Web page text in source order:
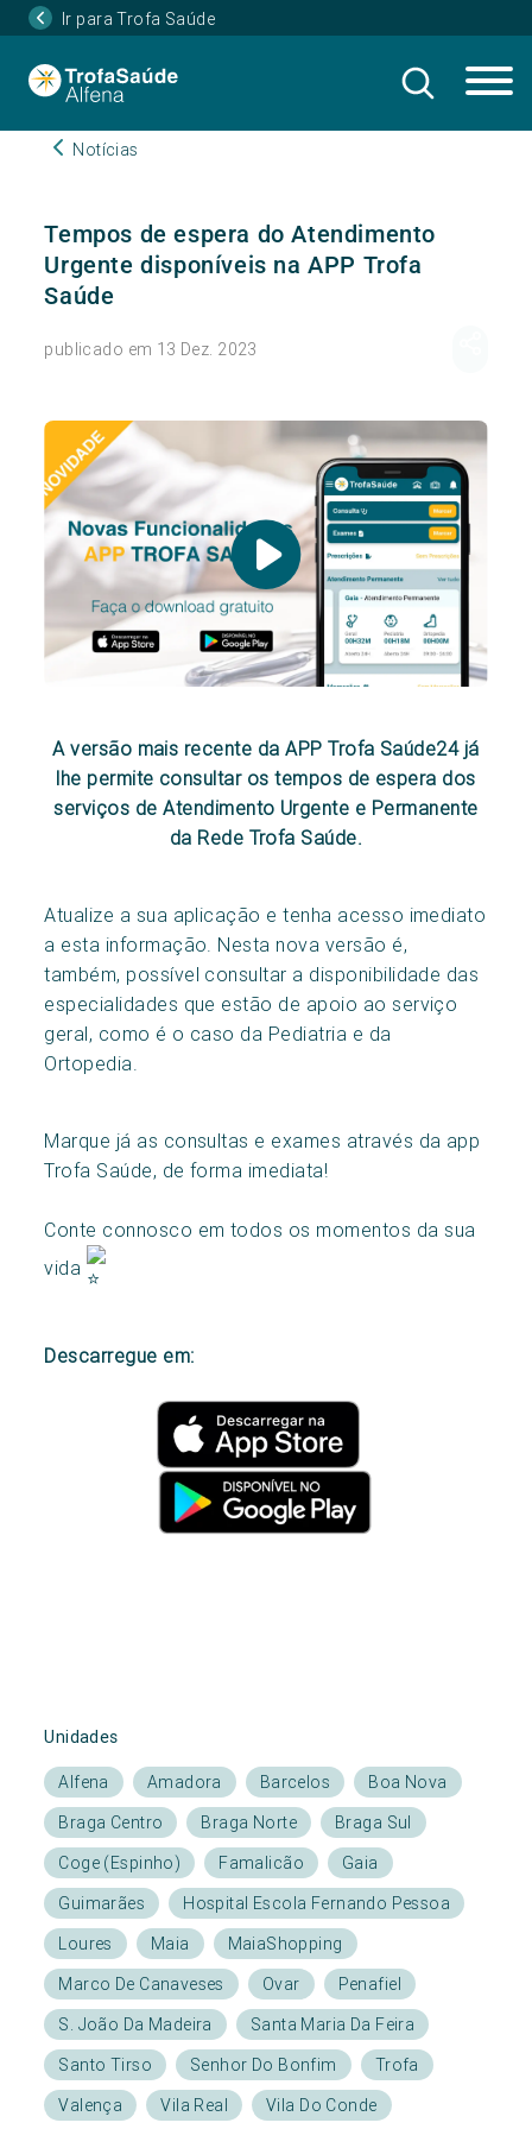
Ir para Trofa Saúde
Notícias
Tempos de espera do Atendimento
Urgente disponíveis na APP Trofa
Saúde
publicado em 13 Dez. 2023
A versão mais recente da APP Trofa Saúde24 já
lhe permite consultar os tempos de espera dos
serviços de Atendimento Urgente e Permanente
da Rede Trofa Saúde.
Atualize a sua aplicação e tenha acesso imediato
a esta informação. Nesta nova versão é,
também, possível consultar a disponibilidade das
especialidades que estão de apoio ao serviço
geral, como é o caso da Pediatria e da
Ortopedia.
Marque já as consultas e exames através da app
Trofa Saúde, de forma imediata!
Conte connosco em todos os momentos da sua
vida
Descarregue em:
Unidades
Alfena Amadora Barcelos
Boa Nova
Braga Centro
Braga Norte
Braga Sul
Coge (Espinho)
Famalicão
Gaia
Guimarães
Hospital Escola Fernando Pessoa
Loures
Maia
MaiaShopping
Marco De Canaveses
Ovar
Penafiel
S. João Da Madeira
Santa Maria Da Feira
Santo Tirso
Senhor Do Bonfim
Trofa
Valença
Vila Real Vila Do Conde